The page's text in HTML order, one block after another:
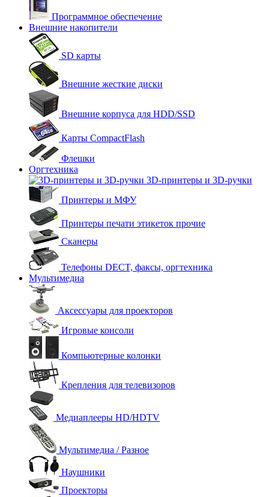
Программное обеспечение
Внешние накопители
SD карты
Внешние жесткие диски
Внешние корпуса для HDD/SSD
Карты CompactFlash
Флешки
Оргтехника
3D-принтеры и 3D-ручки
Принтеры и МФУ
Принтеры печати этикеток прочие
Сканеры
Телефоны DECT, факсы, оргтехника
Мультимедиа
Аксессуары для проекторов
Игровые консоли
Компьютерные колонки
Крепления для телевизоров
Медиаплееры HD/HDTV
Мультимедиа / Разное
Наушники
Проекторы